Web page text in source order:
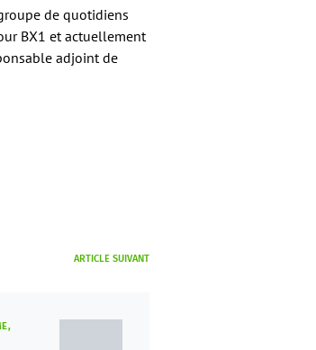
de quotidiens
BX1 et actuellement
adjoint de
ARTICLE SUIVANT